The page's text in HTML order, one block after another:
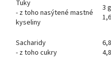
Tuky
- z toho nasýtené mastné
kyseliny
3 g
Sacharidy
- z toho cukry